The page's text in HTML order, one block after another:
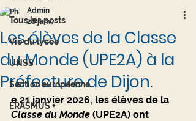
Tous les posts
Vie du lycée
UNSS
Section européenne
ERASMUS +
Les élèves de la Classe
du Monde (UPE2A) à la
Préfecture de Dijon.
Admin
26 janv.
e 21 janvier 2026, les élèves de la
Classe du Monde (UPE2A) ont